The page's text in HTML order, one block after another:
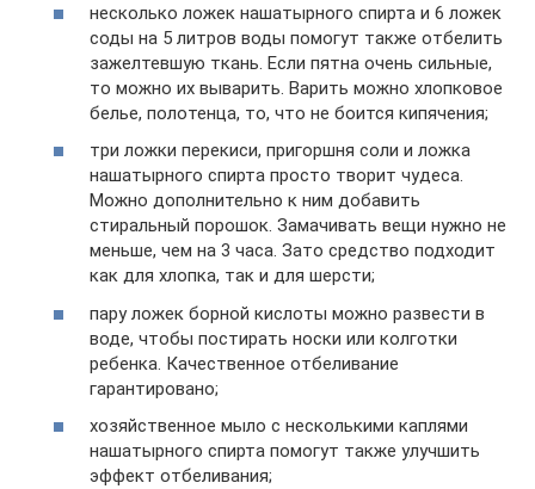
несколько ложек нашатырного спирта и 6 ложек
соды на 5 литров воды помогут также отбелить
зажелтевшую ткань. Если пятна очень сильные,
то можно их выварить. Варить можно хлопковое
белье, полотенца, то, что не боится кипячения;
три ложки перекиси, пригоршня соли и ложка
нашатырного спирта просто творит чудеса.
Можно дополнительно к ним добавить
стиральный порошок. Замачивать вещи нужно не
меньше, чем на 3 часа. Зато средство подходит
как для хлопка, так и для шерсти;
пару ложек борной кислоты можно развести в
воде, чтобы постирать носки или колготки
ребенка. Качественное отбеливание
гарантировано;
хозяйственное мыло с несколькими каплями
нашатырного спирта помогут также улучшить
эффект отбеливания;